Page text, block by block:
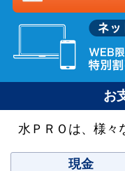
お
水ＰＲＯは、様々
現金